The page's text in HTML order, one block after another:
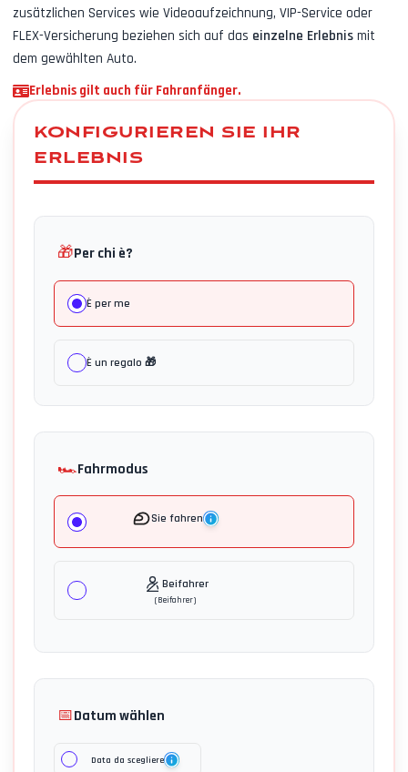
zusätzlichen Services wie Videoaufzeichnung, VIP-Service oder
FLEX-Versicherung beziehen sich auf das einzelne Erlebnis mit
dem gewählten Auto.
Erlebnis gilt auch für Fahranfänger.
KONFIGURIEREN SIE IHR
ERLEBNIS
🎁Per chi è?
È per me
È un regalo 🎁
🏎️Fahrmodus
Sie fahren
Beifahrer
(Beifahrer)
📅Datum wählen
Data da scegliere